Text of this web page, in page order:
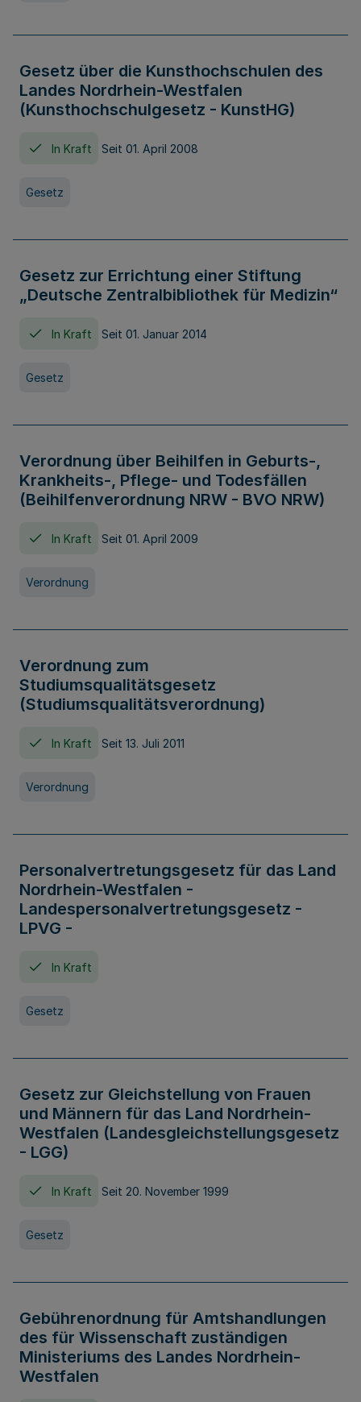
Gesetz über die Kunsthochschulen des
Landes Nordrhein-Westfalen
(Kunsthochschulgesetz - KunstHG)
In Kraft Seit 01. April 2008
Gesetz
Gesetz zur Errichtung einer Stiftung
„Deutsche Zentralbibliothek für Medizin“
In Kraft Seit 01. Januar 2014
Gesetz
Verordnung über Beihilfen in Geburts-,
Krankheits-, Pflege- und Todesfällen
(Beihilfenverordnung NRW - BVO NRW)
In Kraft Seit 01. April 2009
Verordnung
Verordnung zum
Studiumsqualitätsgesetz
(Studiumsqualitätsverordnung)
In Kraft Seit 13. Juli 2011
Verordnung
Personalvertretungsgesetz für das Land
Nordrhein-Westfalen -
Landespersonalvertretungsgesetz -
LPVG -
In Kraft
Gesetz
Gesetz zur Gleichstellung von Frauen
und Männern für das Land Nordrhein-
Westfalen (Landesgleichstellungsgesetz
- LGG)
In Kraft Seit 20. November 1999
Gesetz
Gebührenordnung für Amtshandlungen
des für Wissenschaft zuständigen
Ministeriums des Landes Nordrhein-
Westfalen